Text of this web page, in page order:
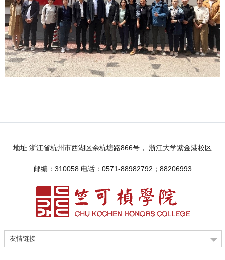
地址:浙江省杭州市西湖区余杭塘路866号， 浙江大学紫金港校区
邮编：310058 电话：0571-88982792；88206993
友情链接